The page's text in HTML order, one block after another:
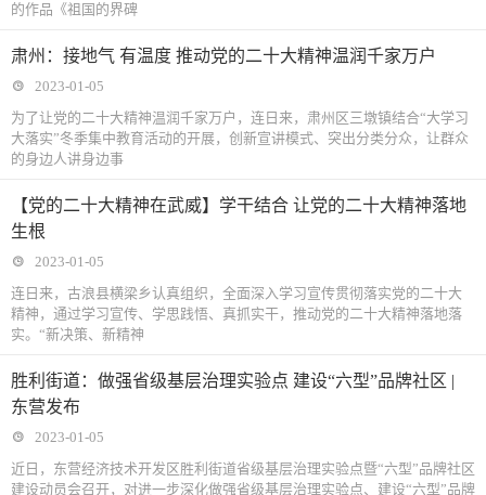
的作品《祖国的界碑
肃州：接地气 有温度 推动党的二十大精神温润千家万户
2023-01-05
为了让党的二十大精神温润千家万户，连日来，肃州区三墩镇结合“大学习
大落实”冬季集中教育活动的开展，创新宣讲模式、突出分类分众，让群众
的身边人讲身边事
【党的二十大精神在武威】学干结合 让党的二十大精神落地
生根
2023-01-05
连日来，古浪县横梁乡认真组织，全面深入学习宣传贯彻落实党的二十大
精神，通过学习宣传、学思践悟、真抓实干，推动党的二十大精神落地落
实。“新决策、新精神
胜利街道：做强省级基层治理实验点 建设“六型”品牌社区 |
东营发布
2023-01-05
近日，东营经济技术开发区胜利街道省级基层治理实验点暨“六型”品牌社区
建设动员会召开，对进一步深化做强省级基层治理实验点、建设“六型”品牌